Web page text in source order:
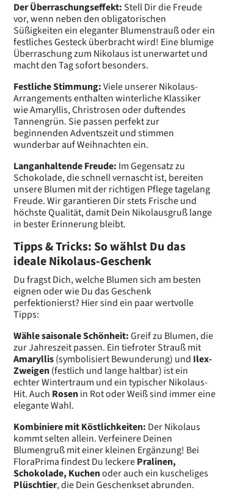
Der Überraschungseffekt: Stell Dir die Freude
vor, wenn neben den obligatorischen
Süßigkeiten ein eleganter Blumenstrauß oder ein
festliches Gesteck überbracht wird! Eine blumige
Überraschung zum Nikolaus ist unerwartet und
macht den Tag sofort besonders.
Festliche Stimmung:Viele unserer Nikolaus-
Arrangements enthalten winterliche Klassiker
wie Amaryllis, Christrosen oder duftendes
Tannengrün. Sie passen perfekt zur
beginnenden Adventszeit und stimmen
wunderbar auf Weihnachten ein.
Langanhaltende Freude: Im Gegensatz zu
Schokolade, die schnell vernascht ist, bereiten
unsere Blumen mit der richtigen Pflege tagelang
Freude. Wir garantieren Dir stets Frische und
höchste Qualität, damit Dein Nikolausgruß lange
in bester Erinnerung bleibt.
Tipps & Tricks: So wählst Du das
ideale Nikolaus-Geschenk
Du fragst Dich, welche Blumen sich am besten
eignen oder wie Du das Geschenk
perfektionierst? Hier sind ein paar wertvolle
Tipps:
Wähle saisonale Schönheit:Greif zu Blumen, die
zur Jahreszeit passen. Ein tiefroter Strauß mit
Amaryllis(symbolisiert Bewunderung) und Ilex-
Zweigen(festlich und lange haltbar) ist ein
echter Wintertraum und ein typischer Nikolaus-
Hit. Auch Rosenin Rot oder Weiß sind immer eine
elegante Wahl.
Kombiniere mit Köstlichkeiten: Der Nikolaus
kommt selten allein. Verfeinere Deinen
Blumengruß mit einer kleinen Ergänzung! Bei
FloraPrima findest Du leckerePralinen,
Schokolade, Kuchenoder auch ein kuscheliges
Plüschtier, die Dein Geschenkset abrunden.